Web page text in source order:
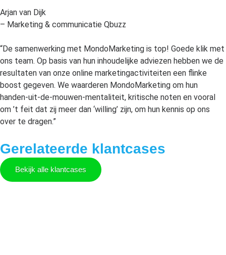
Arjan van Dijk
– Marketing & communicatie Qbuzz
“De samenwerking met MondoMarketing is top! Goede klik met
ons team. Op basis van hun inhoudelijke adviezen hebben we de
resultaten van onze online marketingactiviteiten een flinke
boost gegeven. We waarderen MondoMarketing om hun
handen-uit-de-mouwen-mentaliteit, kritische noten en vooral
om ’t feit dat zij meer dan ‘willing’ zijn, om hun kennis op ons
over te dragen.”
Gerelateerde klantcases
Bekijk alle klantcases